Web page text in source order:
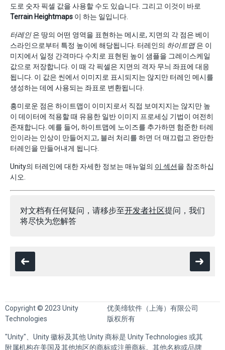
도로 숫자 픽셀 값을 사용할 수도 있습니다. 그리고 이것이 바로
Terrain Heightmaps 이 하는 일입니다.
터레인은 땅의 어떤 영역을 표현하는 메시로, 지면의 각 점은 베이
스라인으로부터 특정 높이에 해당됩니다. 터레인의 하이트맵은 이
미지에서 일정 간격마다 수치로 표현된 높이 샘플을 그레이스케일
값으로 저장합니다. 이 때 각 픽셀은 지면의 격자 무늬 좌표에 대응
됩니다. 이 값은 씬에서 이미지로 표시되지는 않지만 터레인 메시를
생성하는 데에 사용되는 좌표로 변환됩니다.
흥미로운 점은 하이트맵이 이미지로서 직접 보여지지는 않지만 높
이 데이터에 적용할 때 유용한 일반 이미지 프로세싱 기법이 여전히
존재합니다. 예를 들어, 하이트맵에 노이즈를 추가하면 험준한 터레
인이라는 인상이 만들어지고, 블러 처리를 하면 더 매끄럽고 완만한
터레인을 만들어내게 됩니다.
Unity의 터레인에 대한 자세한 정보는 매뉴얼의 이 섹션을 참조하십
시오.
对文档有任何疑问，请移步至开发者社区提问，我们
将尽快为您解答
Copyright © 2023 Unity
Technologies
优美缔软件（上海）有限公司
版权所有
"Unity"、Unity 徽标及其他 Unity 商标是 Unity Technologies 或其
附属机构在美国及其他地区的商标或注册商标。其他名称或品牌